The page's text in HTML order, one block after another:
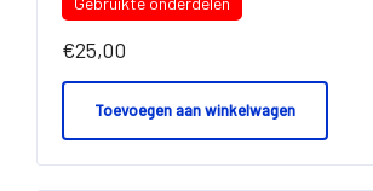
€25,00
Toevoegen aan winkelwagen